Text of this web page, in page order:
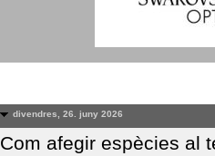
divendres, 26. juny 2026
Com afegir espècies al